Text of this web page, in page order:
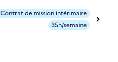
Contrat de mission intérimaire
35h/semaine